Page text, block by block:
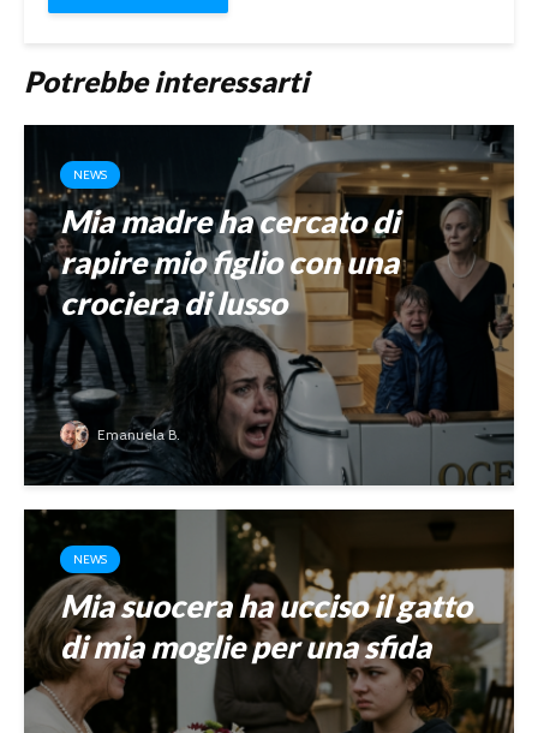
Potrebbe interessarti
NEWS
Mia madre ha cercato di
rapire mio figlio con una
crociera di lusso
Emanuela B.
NEWS
Mia suocera ha ucciso il gatto
di mia moglie per una sfida